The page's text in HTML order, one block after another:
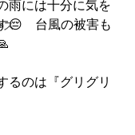
ス
雨には十分に気を
😔　台風の被害も
るのは『グリグリ